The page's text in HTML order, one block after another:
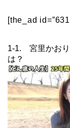
[the_ad
1-1. 宮里かおり
は？